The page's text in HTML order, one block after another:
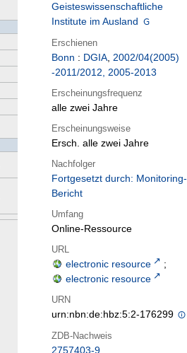
Geisteswissenschaftliche
Institute im Ausland
Erschienen
Bonn : DGIA, 2002/04(2005)
-2011/2012, 2005-2013
Erscheinungsfrequenz
alle zwei Jahre
Erscheinungsweise
Ersch. alle zwei Jahre
Nachfolger
Fortgesetzt durch: Monitoring-
Bericht
Umfang
Online-Ressource
URL
electronic resource
;
electronic resource
URN
urn:nbn:de:hbz:5:2-176299
ZDB-Nachweis
2757403-9